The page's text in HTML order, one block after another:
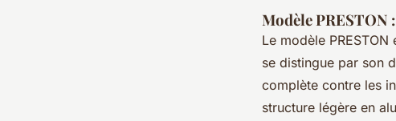
Modèle
Le modèle PRESTON
se distingue par son
complète contre les
structure légère en